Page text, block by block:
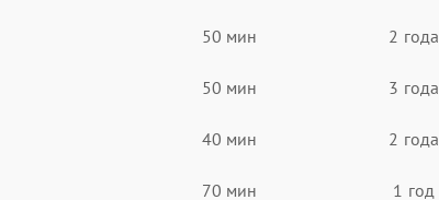
50 мин 2 года
50 мин 3 года
40 мин 2 года
70 мин 1 год